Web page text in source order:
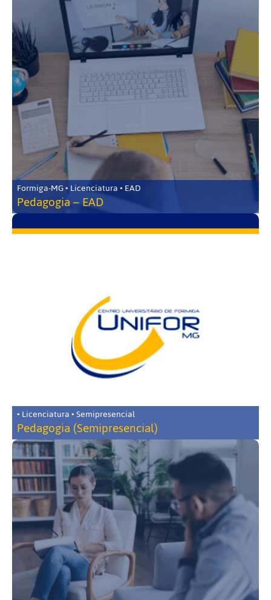
Formiga-MG • Licenciatura • EAD
Pedagogia – EAD
• Licenciatura • Semipresencial
Pedagogia (Semipresencial)